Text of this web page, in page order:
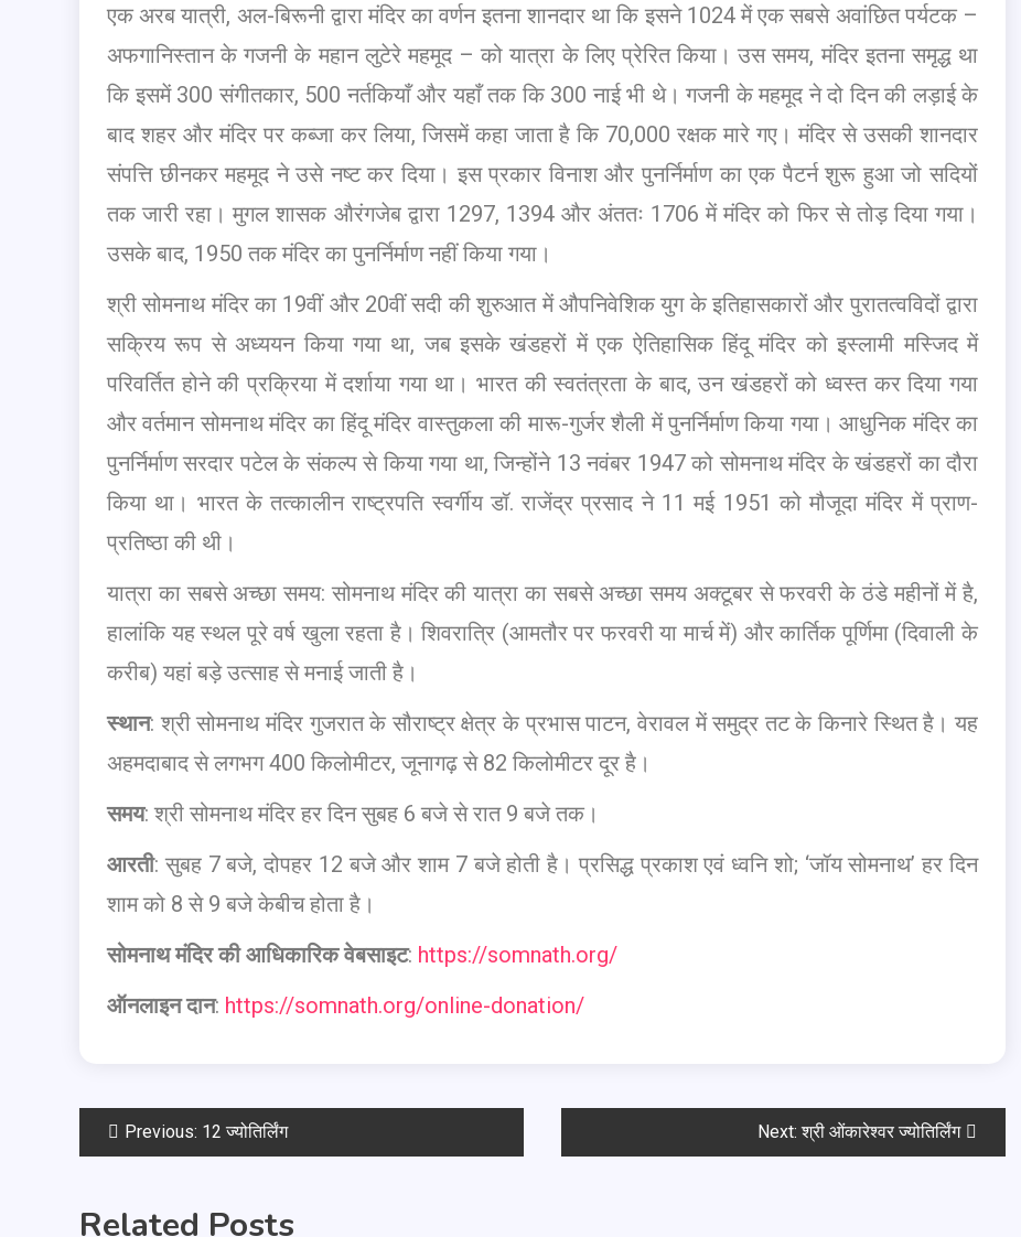
एक अरब यात्री, अल-बिरूनी द्वारा मंदिर का वर्णन इतना शानदार था कि इसने 1024 में एक सबसे अवांछित पर्यटक –
अफगानिस्तान के गजनी के महान लुटेरे महमूद – को यात्रा के लिए प्रेरित किया। उस समय, मंदिर इतना समृद्ध था
कि इसमें 300 संगीतकार, 500 नर्तकियाँ और यहाँ तक कि 300 नाई भी थे। गजनी के महमूद ने दो दिन की लड़ाई के
बाद शहर और मंदिर पर कब्जा कर लिया, जिसमें कहा जाता है कि 70,000 रक्षक मारे गए। मंदिर से उसकी शानदार
संपत्ति छीनकर महमूद ने उसे नष्ट कर दिया। इस प्रकार विनाश और पुनर्निर्माण का एक पैटर्न शुरू हुआ जो सदियों
तक जारी रहा। मुगल शासक औरंगजेब द्वारा 1297, 1394 और अंततः 1706 में मंदिर को फिर से तोड़ दिया गया।
उसके बाद, 1950 तक मंदिर का पुनर्निर्माण नहीं किया गया।
श्री सोमनाथ मंदिर का 19वीं और 20वीं सदी की शुरुआत में औपनिवेशिक युग के इतिहासकारों और पुरातत्वविदों द्वारा
सक्रिय रूप से अध्ययन किया गया था, जब इसके खंडहरों में एक ऐतिहासिक हिंदू मंदिर को इस्लामी मस्जिद में
परिवर्तित होने की प्रक्रिया में दर्शाया गया था। भारत की स्वतंत्रता के बाद, उन खंडहरों को ध्वस्त कर दिया गया
और वर्तमान सोमनाथ मंदिर का हिंदू मंदिर वास्तुकला की मारू-गुर्जर शैली में पुनर्निर्माण किया गया। आधुनिक मंदिर का
पुनर्निर्माण सरदार पटेल के संकल्प से किया गया था, जिन्होंने 13 नवंबर 1947 को सोमनाथ मंदिर के खंडहरों का दौरा
किया था। भारत के तत्कालीन राष्ट्रपति स्वर्गीय डॉ. राजेंद्र प्रसाद ने 11 मई 1951 को मौजूदा मंदिर में प्राण-
प्रतिष्ठा की थी।
यात्रा का सबसे अच्छा समय: सोमनाथ मंदिर की यात्रा का सबसे अच्छा समय अक्टूबर से फरवरी के ठंडे महीनों में है,
हालांकि यह स्थल पूरे वर्ष खुला रहता है। शिवरात्रि (आमतौर पर फरवरी या मार्च में) और कार्तिक पूर्णिमा (दिवाली के
करीब) यहां बड़े उत्साह से मनाई जाती है।
स्थान: श्री सोमनाथ मंदिर गुजरात के सौराष्ट्र क्षेत्र के प्रभास पाटन, वेरावल में समुद्र तट के किनारे स्थित है। यह
अहमदाबाद से लगभग 400 किलोमीटर, जूनागढ़ से 82 किलोमीटर दूर है।
समय: श्री सोमनाथ मंदिर हर दिन सुबह 6 बजे से रात 9 बजे तक।
आरती: सुबह 7 बजे, दोपहर 12 बजे और शाम 7 बजे होती है। प्रसिद्ध प्रकाश एवं ध्वनि शो; ‘जॉय सोमनाथ’ हर दिन
शाम को 8 से 9 बजे केबीच होता है।
सोमनाथ मंदिर की आधिकारिक वेबसाइट: https://somnath.org/
ऑनलाइन दान: https://somnath.org/online-donation/
Previous: 12 ज्योतिर्लिंग Next: श्री ओंकारेश्वर ज्योतिर्लिंग
Related Posts